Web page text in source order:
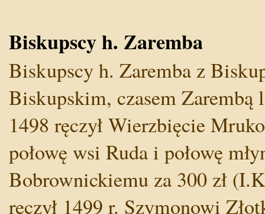
Biskupscy h. Zaremba
Biskupscy h. Zaremba z
Biskupskim, czasem
1498 ręczył Wierzbięcie
połowę wsi Ruda i połowę
Bobrownickiemu za 300 zł
ręczył 1499 r. Szymonowi